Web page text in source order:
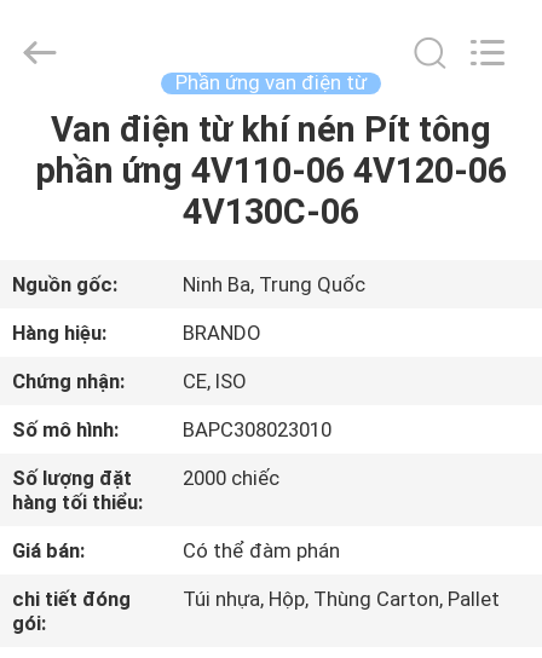
NHÀ
VỀ
CHÚNG
CHUYẾN
THAM
QUAN
NHÀ
Brando
Hardware
Phần ứng van điện từ
Van điện từ khí nén Pít tông
phần ứng 4V110-06 4V120-06
4V130C-06
Nguồn gốc:
Ninh Ba, Trung Quốc
Hàng hiệu:
BRANDO
Chứng nhận:
CE, ISO
Số mô hình:
BAPC308023010
Số lượng đặt
hàng tối thiểu:
2000 chiếc
Giá bán:
Có thể đàm phán
chi tiết đóng
gói:
Túi nhựa, Hộp, Thùng Carton, Pallet